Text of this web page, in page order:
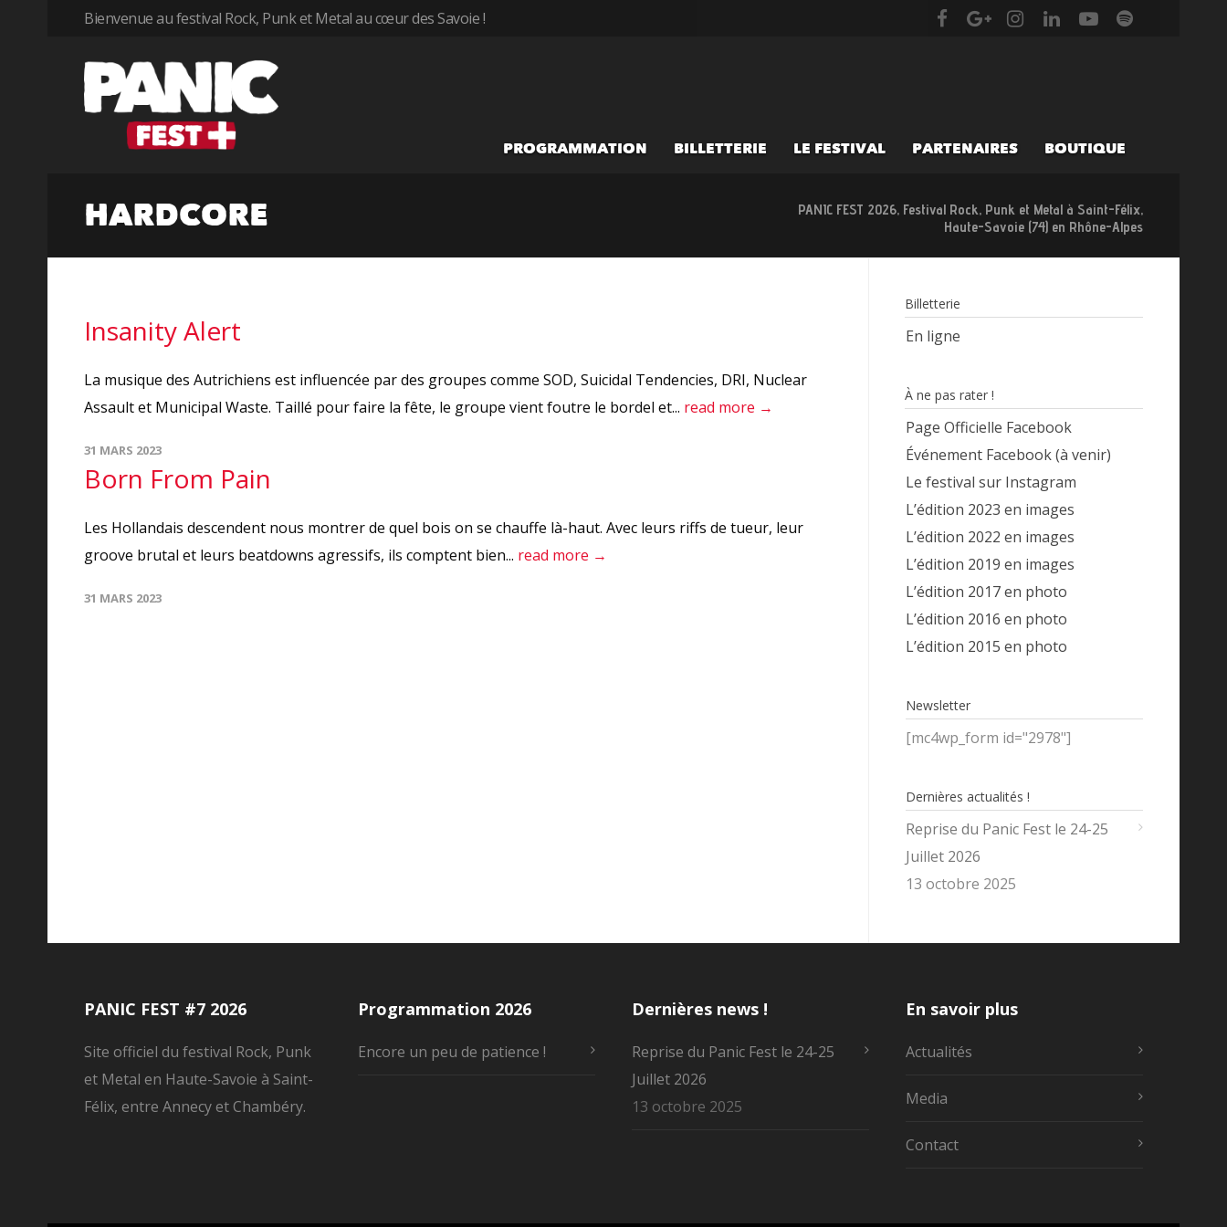
Bienvenue au festival Rock, Punk et Metal au cœur des Savoie !
PROGRAMMATION BILLETTERIE LE FESTIVAL PARTENAIRES BOUTIQUE
HARDCORE
PANIC FEST 2026, Festival Rock, Punk et Metal à Saint-Félix,
Haute-Savoie (74) en Rhône-Alpes
Insanity Alert
La musique des Autrichiens est influencée par des groupes comme SOD, Suicidal Tendencies, DRI, Nuclear
Assault et Municipal Waste. Taillé pour faire la fête, le groupe vient foutre le bordel et... read more →
31 MARS 2023
Born From Pain
Les Hollandais descendent nous montrer de quel bois on se chauffe là-haut. Avec leurs riffs de tueur, leur
groove brutal et leurs beatdowns agressifs, ils comptent bien... read more →
31 MARS 2023
Billetterie
En ligne
À ne pas rater !
Page Officielle Facebook
Événement Facebook (à venir)
Le festival sur Instagram
L’édition 2023 en images
L’édition 2022 en images
L’édition 2019 en images
L’édition 2017 en photo
L’édition 2016 en photo
L’édition 2015 en photo
Newsletter
[mc4wp_form id="2978"]
Dernières actualités !
Reprise du Panic Fest le 24-25
Juillet 2026
13 octobre 2025
PANIC FEST #7 2026
Site officiel du festival Rock, Punk
et Metal en Haute-Savoie à Saint-
Félix, entre Annecy et Chambéry.
Programmation 2026
Encore un peu de patience !
Dernières news !
Reprise du Panic Fest le 24-25
Juillet 2026
13 octobre 2025
En savoir plus
Actualités
Media
Contact